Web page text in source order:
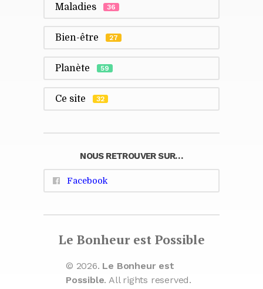
Maladies 36
Bien-être 27
Planète 59
Ce site 32
NOUS RETROUVER SUR…
Facebook
Le Bonheur est Possible
© 2026. Le Bonheur est
Possible. All rights reserved.